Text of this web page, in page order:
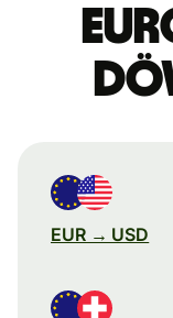
EUR → USD